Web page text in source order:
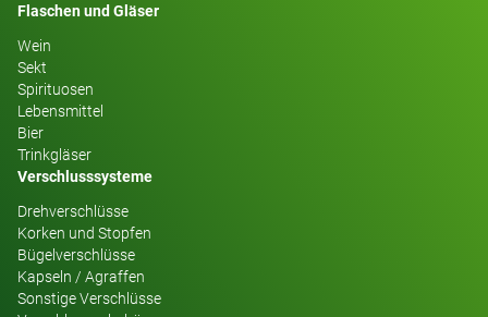
Flaschen und Gläser
Wein
Sekt
Spirituosen
Lebensmittel
Bier
Trinkgläser
Verschlusssysteme
Drehverschlüsse
Korken und Stopfen
Bügelverschlüsse
Kapseln / Agraffen
Sonstige Verschlüsse